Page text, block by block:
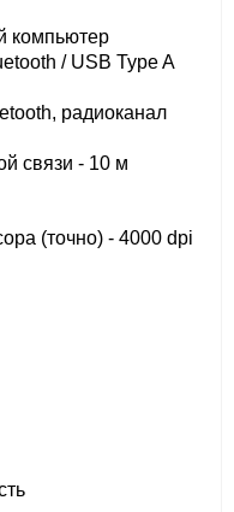
компьютер
/ USB Type A
радиоканал
связи - 10 м
(точно) - 4000 dpi